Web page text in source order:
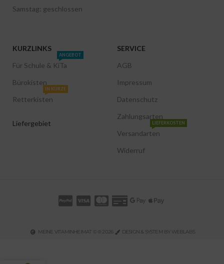
Samstag: geschlossen
KURZLINKS
Für Schule & KiTa
ANGEBOT
Bürokisten
Retterkisten
IN KÜRZE
Liefergebiet
SERVICE
AGB
Impressum
Datenschutz
Zahlungsarten
Versandarten
LIEFERKOSTEN
Widerruf
MEINE VITAMINHEIMAT © ® 2026 DESIGN & SYSTEM BY WEBLABS